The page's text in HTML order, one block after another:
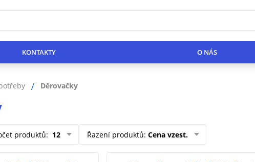
KONTAKTY O NÁS
Děrovačky
produktů: 12 Řazení produktů: Cena vzest.